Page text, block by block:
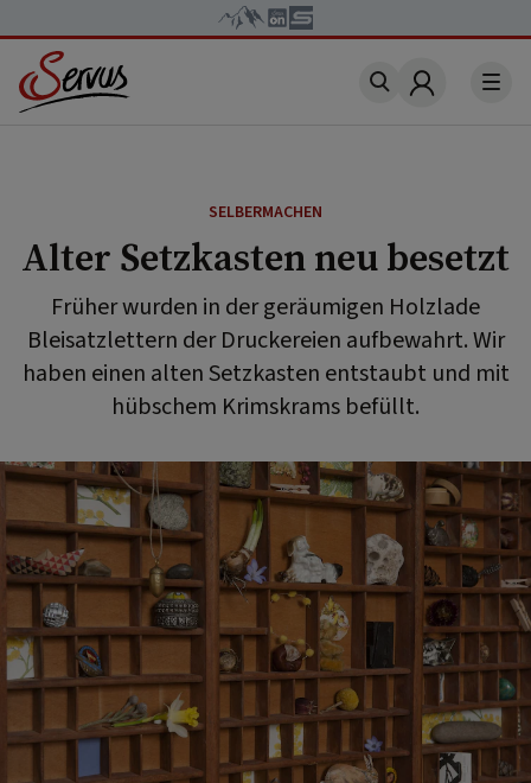
Account
SELBERMACHEN
Alter Setzkasten neu besetzt
Früher wurden in der geräumigen Holzlade
Bleisatzlettern der Druckereien aufbewahrt. Wir
haben einen alten Setzkasten entstaubt und mit
hübschem Krimskrams befüllt.